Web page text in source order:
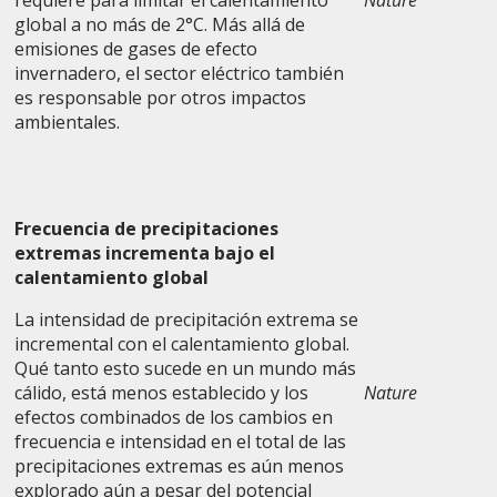
global a no más de 2°C. Más allá de
emisiones de gases de efecto
invernadero, el sector eléctrico también
es responsable por otros impactos
ambientales.
Frecuencia de precipitaciones
extremas incrementa bajo el
calentamiento global
La intensidad de precipitación extrema se
incremental con el calentamiento global.
Qué tanto esto sucede en un mundo más
cálido, está menos establecido y los
efectos combinados de los cambios en
frecuencia e intensidad en el total de las
precipitaciones extremas es aún menos
explorado aún a pesar del potencial
Nature